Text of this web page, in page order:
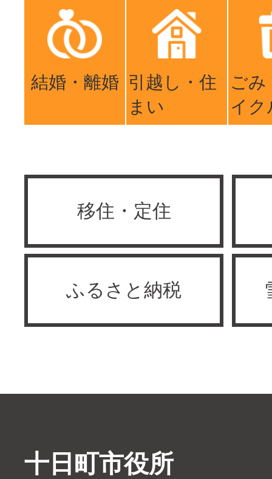
結婚・離婚 引越し・住
まい
ごみ
イク
移住・定住
ふるさと納税
十日町市役所